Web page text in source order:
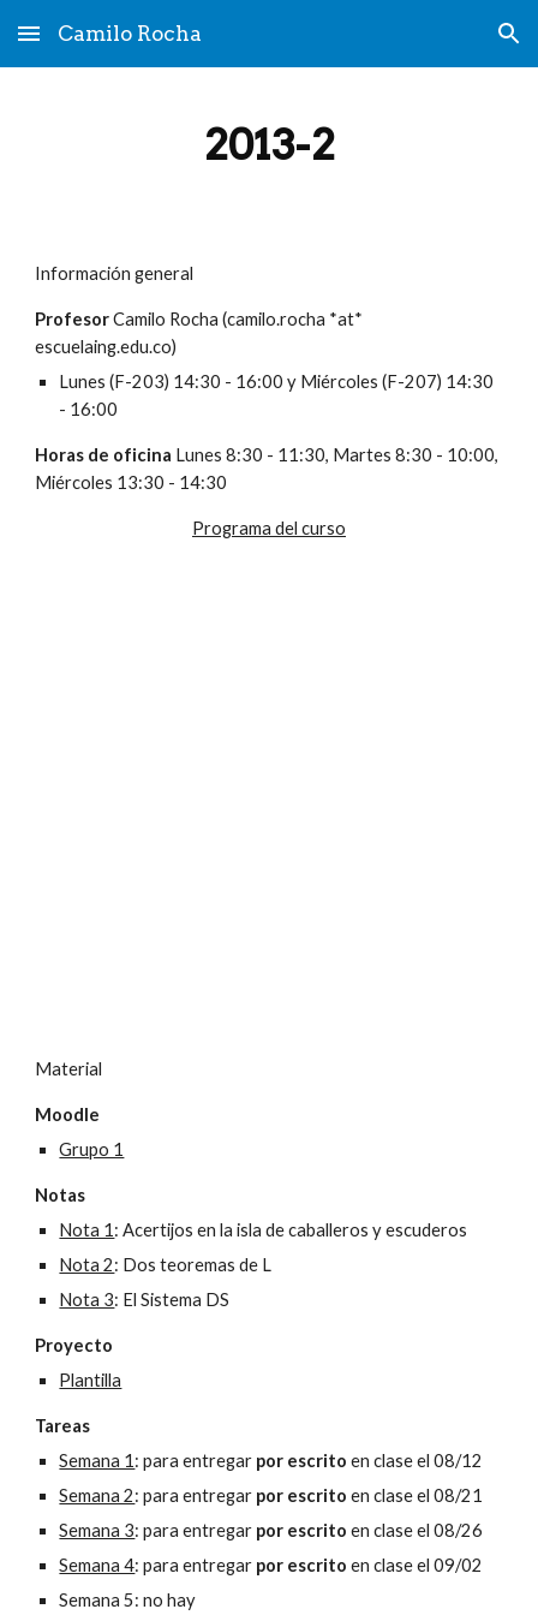
Skip to main content Skip to navigation
Camilo Rocha
2013-2
Información general
Profesor Camilo Rocha (camilo.rocha *at*
escuelaing.edu.co)
Lunes (F-203) 14:30 - 16:00 y Miércoles (F-207) 14:30
- 16:00
Horas de oficina Lunes 8:30 - 11:30, Martes 8:30 - 10:00,
Miércoles 13:30 - 14:30
Programa del curso
Material
Moodle
Grupo 1
Notas
Nota 1: Acertijos en la isla de caballeros y escuderos
Nota 2: Dos teoremas de L
Nota 3: El Sistema DS
Proyecto
Plantilla
Tareas
Semana 1: para entregar por escrito en clase el 08/12
Semana 2: para entregar por escrito en clase el 08/21
Semana 3: para entregar por escrito en clase el 08/26
Semana 4: para entregar por escrito en clase el 09/02
Semana 5: no hay